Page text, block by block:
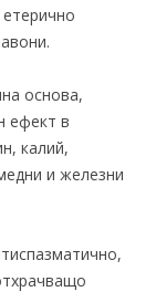
основа,
ефект в
калий,
и железни